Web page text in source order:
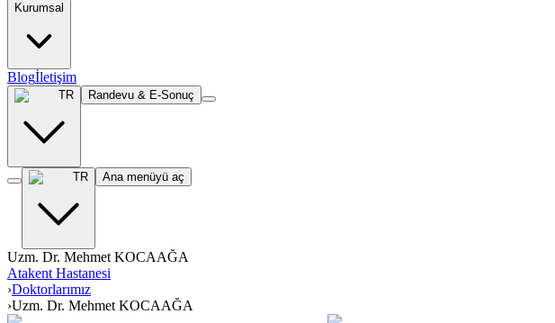
Kurumsal
Blogİletişim
TR Randevu & E-Sonuç
TR Ana menüyü aç
Uzm. Dr. Mehmet KOCAAĞA
Atakent Hastanesi
›Doktorlarımız
›Uzm. Dr. Mehmet KOCAAĞA